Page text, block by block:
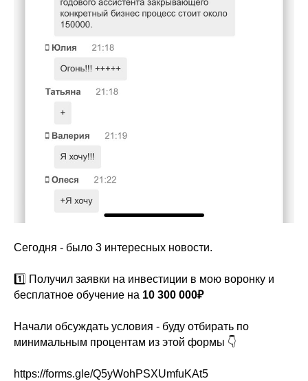
Сегодня - было 3 интересных новости.
1️⃣ Получил заявки на инвестиции в мою воронку и
бесплатное обучение на 10 300 000₽
Начали обсуждать условия - буду отбирать по
минимальным процентам из этой формы 👇
https://forms.gle/Q5yWohPSXUmfuKAt5